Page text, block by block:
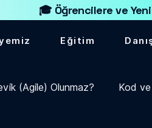
🎓 Öğrencilere ve
Eğitim
(Agile) Olunmaz? Kod